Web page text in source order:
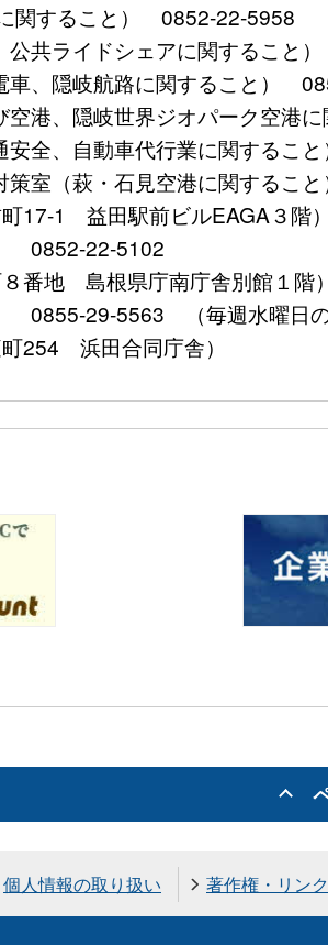
関すること） 0852-22-5958
公共ライドシェアに関すること
車、隠岐航路に関すること）
空港、隠岐世界ジオパーク空
安全、自動車代行業に関するこ
策室（萩・石見空港に関するこ
17-1 益田駅前ビルEAGA３階）
0852-22-5102
番地 島根県庁南庁舎別館１階）
0855-29-5563 （毎週水曜日の
254 浜田合同庁舎）
個人情報の取り扱い 著作権・リン